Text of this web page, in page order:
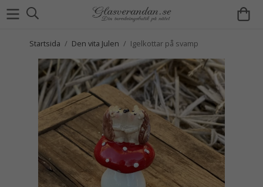
Startsida / Den vita Julen / Igelkottar på svamp